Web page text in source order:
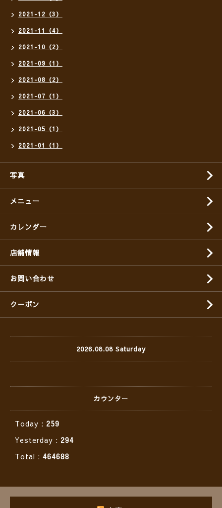
2021-12（3）
2021-11（4）
2021-10（2）
2021-09（1）
2021-08（2）
2021-07（1）
2021-06（3）
2021-05（1）
2021-01（1）
写真
メニュー
カレンダー
店舗情報
お問い合わせ
クーポン
2026.08.08 Saturday
カウンター
Today : 259
Yesterday : 294
Total : 464688